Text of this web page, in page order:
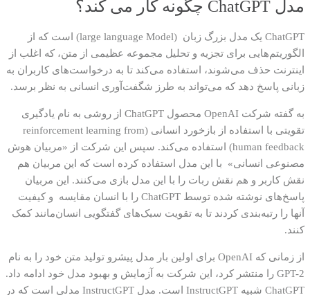
مدل چگونه کار می کند؟
ChatGPT یک مدل بزرگ زبان (large language Model)
است که از
الگوریتم‌هایی برای تجزیه و تحلیل مجموعه عظیمی از متن، که اغلب از
اینترنت حذف می‌شوند، استفاده می‌کند تا به درخواست‌های کاربران به
زبانی پاسخ دهد که می‌تواند به طرز شگفت‌آوری انسانی به نظر برسد.
به گفته شرکت OpenAI محصول ChatGPT از روشی به نام یادگیری
تقویتی با استفاده از بازخورد انسانی
(reinforcement learning from
human feedback)
استفاده می‌کند. سپس این شرکت از «مربیان هوش
مصنوعی انسانی» با این مدل استفاده کرده است که این مربیان هم
نقش کاربر و هم نقش ربات را با این مدل بازی می‌کنند. این مربیان
پاسخ‌های نوشته شده توسط ChatGPT را با انسان مقایسه و کیفیت
آنها را رتبه‌بندی کردند تا به تقویت سبک‌های گفتگویی انسان‌مانند کمک
کنند.
از زمانی که OpenAI برای اولین بار مدل پیشرو تولید متن خود را به نام
GPT-2 را منتشر کرد، این شرکت به آزمایش و بهبود مدل‌ خود ادامه داد.
ChatGPT شبیه InstructGPT است. مدل InstructGPT مدلی است که در